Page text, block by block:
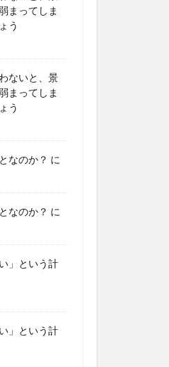
まってしま
う
ないと、景
まってしま
う
なのか？ に
なのか？ に
」という計
」という計